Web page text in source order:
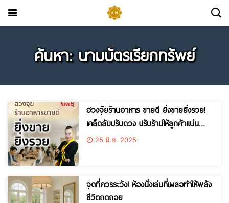
ค้นหา: นามบัตรเรียกทรัพย์
ฮวงจุ้ยร้านอาหาร ขายดี ยิ่งขายยิ่งรวย!
เคล็ดลับปรับดวง ปรับร้านให้ลูกค้าแน่น
ตลอดปี
25 มิ.ย. 2025
จุดที่ควรระวัง! ห้องนั่งเล่นที่เผลอทำให้พลัง
ชีวิตถดถอย